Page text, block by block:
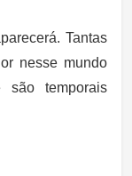
Tantas
nesse mundo
são temporais